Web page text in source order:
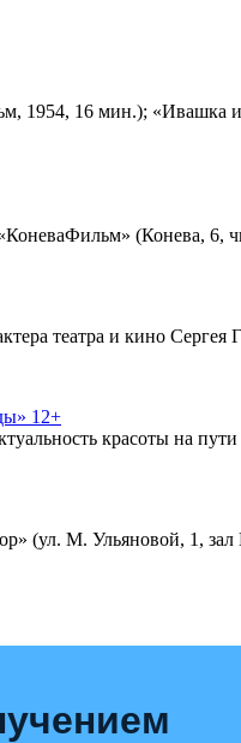
1954, 16 мин.); «Ивашка
(Конева, 6,
театра и кино
12+
красоты на
(ул. М. Ульяновой, 1,